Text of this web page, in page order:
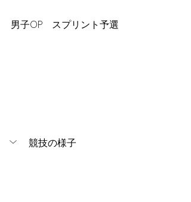
男子OP　スプリント予選
競技の様子